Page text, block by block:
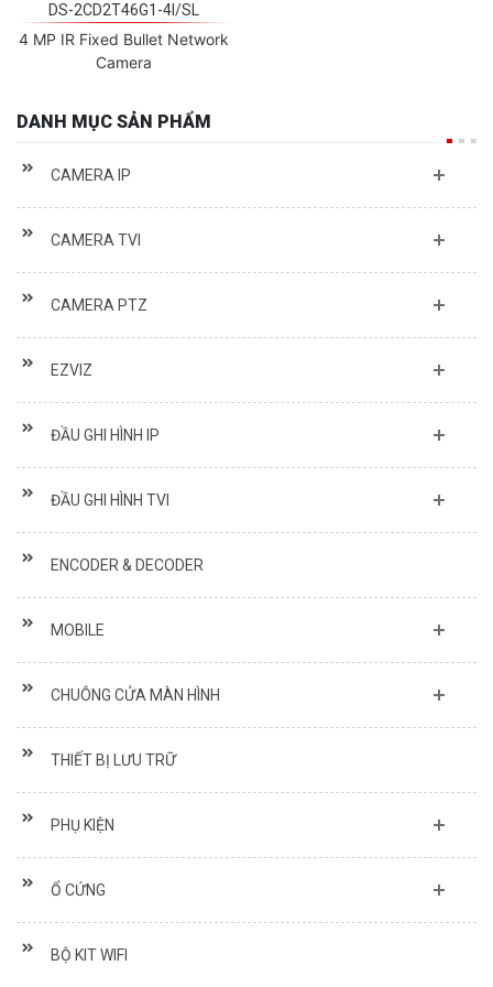
DS-2CD2T46G1-4I/SL
4 MP IR Fixed Bullet Network
Camera
DANH MỤC SẢN PHẨM
CAMERA IP
CAMERA TVI
CAMERA PTZ
EZVIZ
ĐẦU GHI HÌNH IP
ĐẦU GHI HÌNH TVI
ENCODER & DECODER
MOBILE
CHUÔNG CỬA MÀN HÌNH
THIẾT BỊ LƯU TRỮ
PHỤ KIỆN
Ổ CỨNG
BỘ KIT WIFI